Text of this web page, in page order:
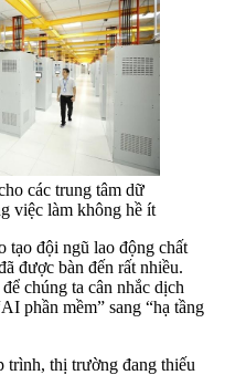
các trung tâm dữ
việc làm không hề ít
tạo đội ngũ lao động chất
được bàn đến rất nhiều.
chúng ta cân nhắc dịch
phần mềm” sang “hạ tầng
trình, thị trường đang thiếu